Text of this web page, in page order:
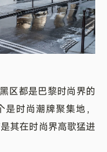
区都是巴黎时尚界的
时尚潮牌聚集地，
其在时尚界高歌猛进